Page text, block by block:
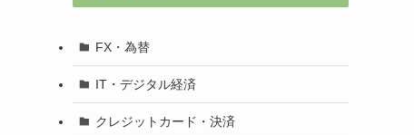
FX・為替
IT・デジタル経済
クレジットカード・決済